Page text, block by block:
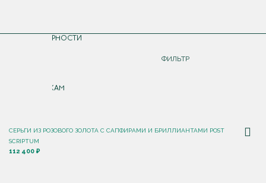
ПО ПОПУЛЯРНОСТИ
ПО НОВИНКАМ
ФИЛЬТР
СЕРЬГИ ИЗ РОЗОВОГО ЗОЛОТА С САПФИРАМИ И БРИЛЛИАНТАМИ POST
SCRIPTUM
112 400 ₽